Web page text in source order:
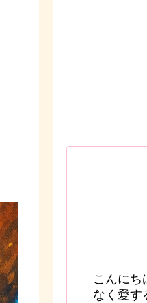
こんにち
なく愛す